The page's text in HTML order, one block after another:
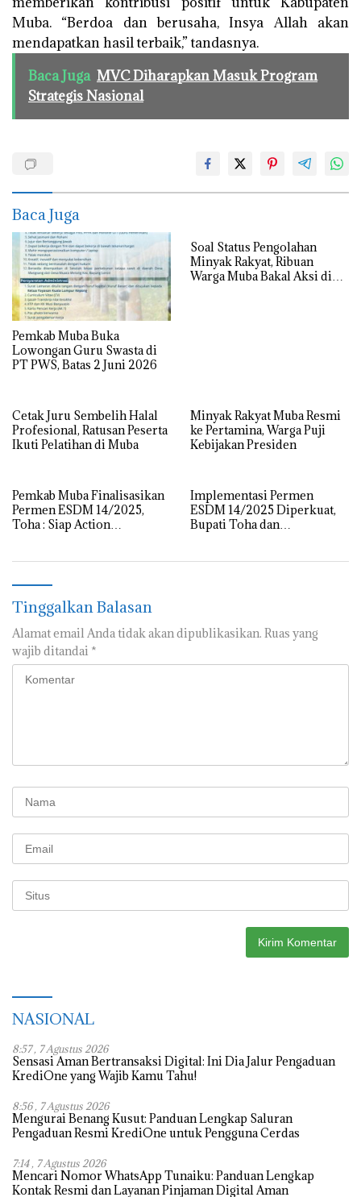
Muba. “Berdoa dan berusaha, Insya Allah akan
mendapatkan hasil terbaik,” tandasnya.
Baca Juga MVC Diharapkan Masuk Program
Strategis Nasional
Baca Juga
Pemkab Muba Buka
Lowongan Guru Swasta di
PT PWS, Batas 2 Juni 2026
Soal Status Pengolahan
Minyak Rakyat, Ribuan
Warga Muba Bakal Aksi di
Cetak Juru Sembelih Halal
Profesional, Ratusan Peserta
Ikuti Pelatihan di Muba
Minyak Rakyat Muba Resmi
ke Pertamina, Warga Puji
Kebijakan Presiden
Pemkab Muba Finalisasikan
Permen ESDM 14/2025,
Toha : Siap Action
Implementasi Permen
ESDM 14/2025 Diperkuat,
Bupati Toha dan
Tinggalkan Balasan
Alamat email Anda tidak akan dipublikasikan. Ruas yang
wajib ditandai *
NASIONAL
8:57 , 7 Agustus 2026
Sensasi Aman Bertransaksi Digital: Ini Dia Jalur Pengaduan
KrediOne yang Wajib Kamu Tahu!
8:56 , 7 Agustus 2026
Mengurai Benang Kusut: Panduan Lengkap Saluran
Pengaduan Resmi KrediOne untuk Pengguna Cerdas
7:14 , 7 Agustus 2026
Mencari Nomor WhatsApp Tunaiku: Panduan Lengkap
Kontak Resmi dan Layanan Pinjaman Digital Aman